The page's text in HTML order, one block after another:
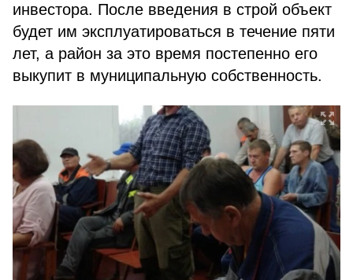
инвестора. После введения в строй объект
будет им эксплуатироваться в течение пяти
лет, а район за это время постепенно его
выкупит в муниципальную собственность.